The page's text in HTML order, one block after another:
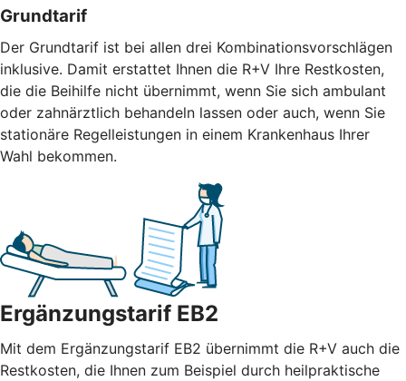
Grundtarif
Der Grundtarif ist bei allen drei Kombinationsvorschlägen
inklusive. Damit erstattet Ihnen die R+V Ihre Restkosten,
die die Beihilfe nicht übernimmt, wenn Sie sich ambulant
oder zahnärztlich behandeln lassen oder auch, wenn Sie
stationäre Regelleistungen in einem Krankenhaus Ihrer
Wahl bekommen.
Ergänzungstarif EB2
Mit dem Ergänzungstarif EB2 übernimmt die R+V auch die
Restkosten, die Ihnen zum Beispiel durch heilpraktische